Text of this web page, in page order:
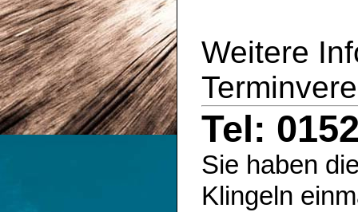
Weitere
Tel:
Sie haben
Klingeln